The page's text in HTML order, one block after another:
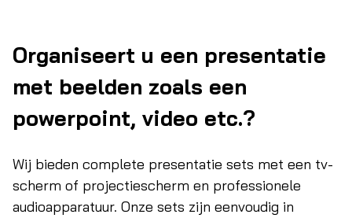
Organiseert u een presentatie
met beelden zoals een
powerpoint, video etc.?
Wij bieden complete presentatie sets met een tv-
scherm of projectiescherm en professionele
audioapparatuur. Onze sets zijn eenvoudig in